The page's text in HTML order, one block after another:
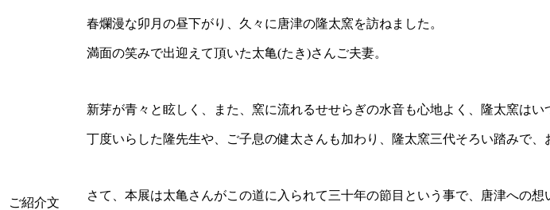
ご紹介文
春爛漫な卯月の昼下がり、久々に唐津の隆太窯を訪ねました。
満面の笑みで出迎えて頂いた太亀(たき)さんご夫妻。
新芽が青々と眩しく、また、窯に流れるせせらぎの水音も心地よく、隆太窯はい
丁度いらした隆先生や、ご子息の健太さんも加わり、隆太窯三代そろい踏みで
さて、本展は太亀さんがこの道に入られて三十年の節目という事で、唐津への想